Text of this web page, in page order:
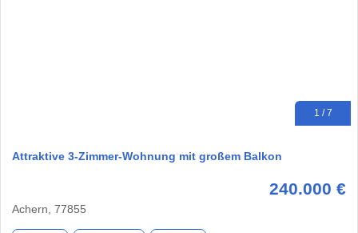
1 / 7
Attraktive 3-Zimmer-Wohnung mit großem Balkon
240.000 €
Achern, 77855